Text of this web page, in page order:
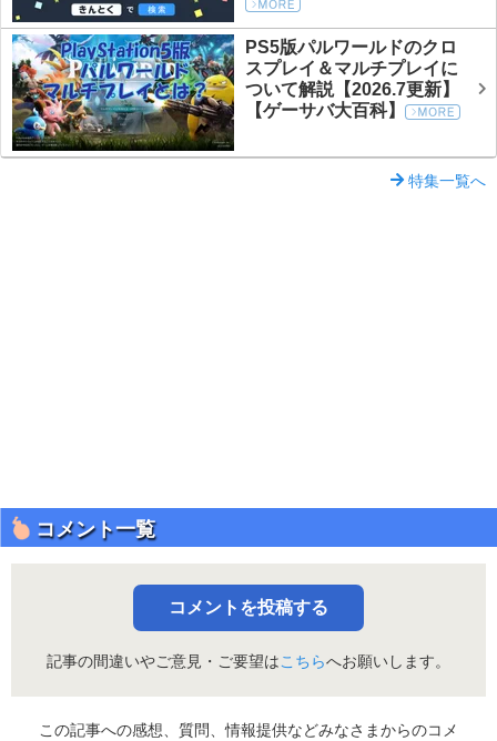
PS5版パルワールドのクロ
スプレイ＆マルチプレイに
ついて解説【2026.7更新】
【ゲーサバ大百科】
特集一覧へ
コメント一覧
コメントを投稿する
記事の間違いやご意見・ご要望はこちらへお願いします。
この記事への感想、質問、情報提供などみなさまからのコメ